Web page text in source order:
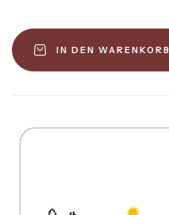
IN DEN WARENKORB